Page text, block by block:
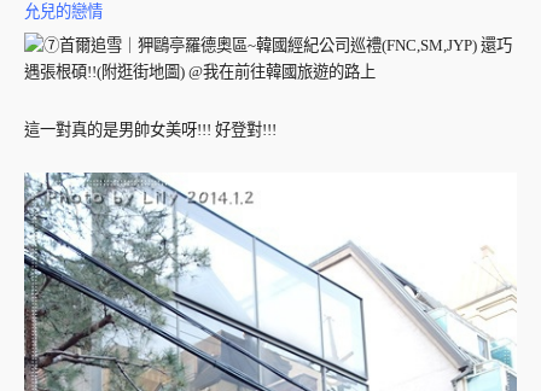
允兒的戀情
這一對真的是男帥女美呀!!! 好登對!!!